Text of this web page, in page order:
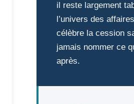
il reste largement
l’univers des
célèbre la cession
jamais nommer ce
après.